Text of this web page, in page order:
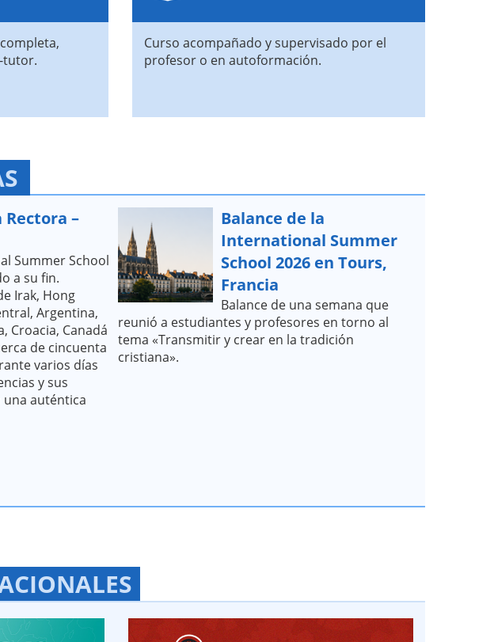
tutor.
Curso acompañado y supervisado por el
profesor o en autoformación.
Rectora –
Summer School
a su fin.
Irak, Hong
Argentina,
Croacia, Canadá
de cincuenta
varios días
y sus
auténtica
Balance de la
International Summer
School 2026 en Tours,
Francia
Balance de una semana que
reunió a estudiantes y profesores en torno al
tema «Transmitir y crear en la tradición
cristiana».